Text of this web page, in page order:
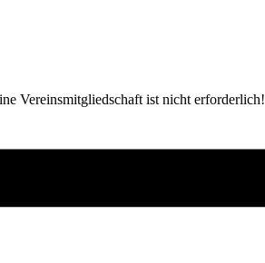
Vereinsmitgliedschaft ist nicht erforderlich!